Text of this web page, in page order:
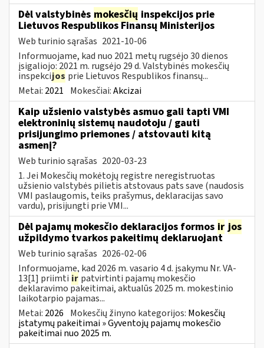
Dėl valstybinės mokesčių inspekcijos prie
Lietuvos Respublikos Finansų Ministerijos
Web turinio sąrašas 2021-10-06
Informuojame, kad nuo 2021 metų rugsėjo 30 dienos
įsigaliojo: 2021 m. rugsėjo 29 d. Valstybinės mokesčių
inspekcijos prie Lietuvos Respublikos finansų...
Metai: 2021 Mokesčiai:Akcizai
Kaip užsienio valstybės asmuo gali tapti VMI
elektroninių sistemų naudotoju / gauti
prisijungimo priemones / atstovauti kitą
asmenį?
Web turinio sąrašas 2020-03-23
1. Jei Mokesčių mokėtojų registre neregistruotas
užsienio valstybės pilietis atstovaus pats save (naudosis
VMI paslaugomis, teiks prašymus, deklaracijas savo
vardu), prisijungti prie VMI...
Dėl pajamų mokesčio deklaracijos formos ir jos
užpildymo tvarkos pakeitimų deklaruojant
Web turinio sąrašas 2026-02-06
Informuojame, kad 2026 m. vasario 4 d. įsakymu Nr. VA-
13[1] priimti ir patvirtinti pajamų mokesčio
deklaravimo pakeitimai, aktualūs 2025 m. mokestinio
laikotarpio pajamas...
Metai: 2026 Mokesčių žinyno kategorijos: Mokesčių
įstatymų pakeitimai » Gyventojų pajamų mokesčio
pakeitimai nuo 2025 m.